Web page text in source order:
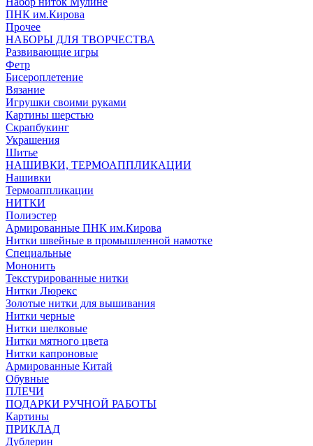
ПНК им.Кирова
Прочее
НАБОРЫ ДЛЯ ТВОРЧЕСТВА
Развивающие игры
Фетр
Бисероплетение
Вязание
Игрушки своими руками
Картины шерстью
Скрапбукинг
Украшения
Шитье
НАШИВКИ, ТЕРМОАППЛИКАЦИИ
Нашивки
Термоаппликации
НИТКИ
Полиэстер
Армированные ПНК им.Кирова
Нитки швейные в промышленной намотке
Специальные
Мононить
Текстурированные нитки
Нитки Люрекс
Золотые нитки для вышивания
Нитки черные
Нитки шелковые
Нитки мятного цвета
Нитки капроновые
Армированные Китай
Обувные
ПЛЕЧИ
ПОДАРКИ РУЧНОЙ РАБОТЫ
Картины
ПРИКЛАД
Дублерин